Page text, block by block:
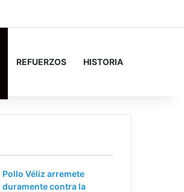
REFUERZOS HISTORIA
Pollo Véliz arremete
duramente contra la